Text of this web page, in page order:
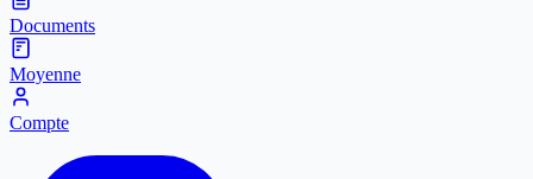
Documents
Moyenne
Compte